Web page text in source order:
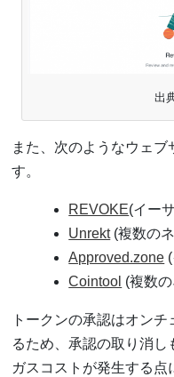
出
また、次のようなウェ
す。
REVOKE(イー
Unrekt(複数の
Approved.zone
Cointool (複数
トークンの承認はオン
るため、承認の取り消し
ガスコストが発生する点